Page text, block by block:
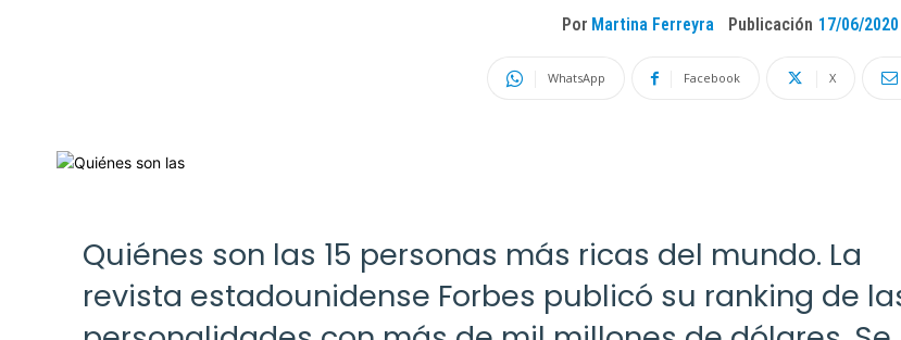
Por Martina Ferreyra Publicación 17/06/2020
WhatsApp Facebook X
Quiénes son las 15 personas más ricas del mundo. La
revista estadounidense Forbes publicó su ranking de